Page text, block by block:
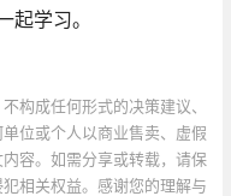
学习。
构成任何形式的决策建议、
位或个人以商业售卖、虚假
容。如需分享或转载，请保
相关权益。感谢您的理解与